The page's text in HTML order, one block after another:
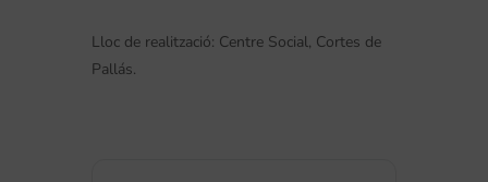
Lloc de realització: Centre Social, Cortes de
Pallás.